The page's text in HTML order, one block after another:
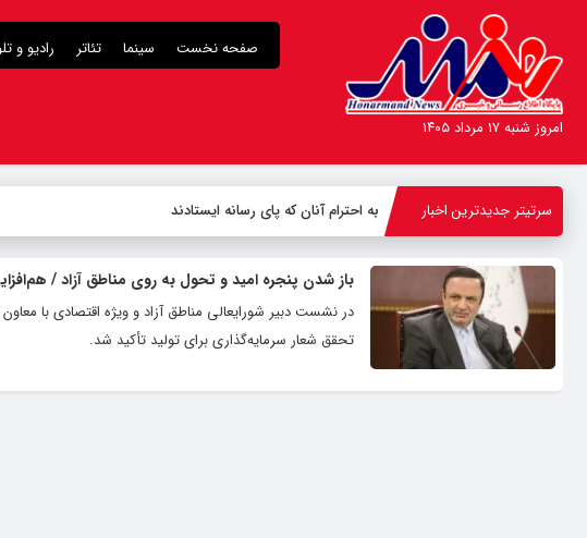
صفحه نخست سینما تئاتر رادیو و
امروز شنبه ۱۷ مرداد ۱۴۰۵
سرتیتر جدیدترین اخبار به احترام آنان که پای رسانه ایستادند
باز شدن پنجره امید و تحول به روی مناطق آزاد /
در نشست دبیر شورایعالی مناطق آزاد و ویژه اقتصادی با
تحقق شعار سرمایه‌گذاری برای تولید تأکید شد.